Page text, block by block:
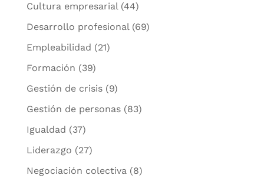
Cultura empresarial(44)
Desarrollo profesional(69)
Empleabilidad (21)
Formación (39)
Gestión de crisis(9)
Gestión de personas(83)
Igualdad (37)
Liderazgo (27)
Negociación colectiva(8)